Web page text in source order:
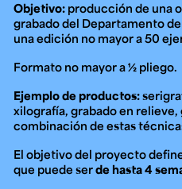
Objetivo:producción de una
grabado del Departamento
una edición no mayor a 50
Formato no mayor a ½ pliego.
Ejemplo de productos:
xilografía, grabado en relieve,
combinación de estas
El objetivo del proyecto
que puede serde hasta 4